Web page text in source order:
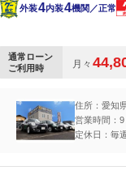
外装4内装4機関／正常
通常ローン
ご利用時
月々
住所：愛知
営業時間：
定休日：毎